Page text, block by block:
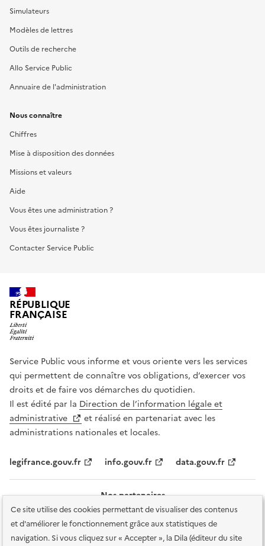
Ce site utilise des cookies permettant de visualiser des contenus
et d'améliorer le fonctionnement grâce aux statistiques de
navigation. Si vous cliquez sur « Accepter », la Dila (éditeur du site
Simulateurs
Modèles de lettres
Outils de recherche
Allo Service Public
Annuaire de l'administration
Nous connaître
Chiffres
Mise à disposition des données
Missions et valeurs
Aide
Vous êtes une administration ?
Vous êtes journaliste ?
Contacter Service Public
RÉPUBLIQUE
FRANÇAISE
Service Public vous informe et vous oriente vers les services
qui permettent de connaître vos obligations, d’exercer vos
droits et de faire vos démarches du quotidien.
Il est édité par la Direction de l’information légale et
administrative
et réalisé en partenariat avec les
administrations nationales et locales.
legifrance.gouv.fr info.gouv.fr data.gouv.fr
Nos partenaires